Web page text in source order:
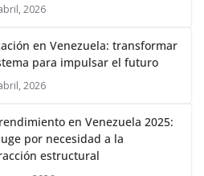
2026
en Venezuela: transformar
para impulsar el futuro
2026
en Venezuela 2025:
por necesidad a la
estructural